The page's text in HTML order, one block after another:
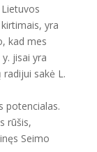
yra
kad mes
jisai yra
sakė L.
potencialas.
rūšis,
Seimo